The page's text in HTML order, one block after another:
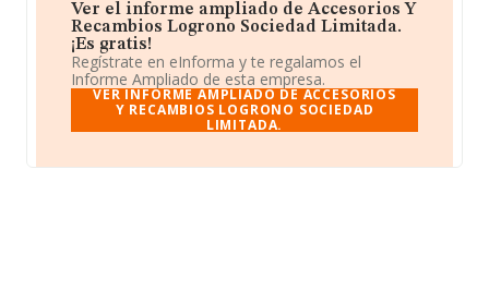
Ver el informe ampliado de Accesorios Y
Recambios Logrono Sociedad Limitada.
¡Es gratis!
Regístrate en eInforma y te regalamos el
Informe Ampliado de esta empresa.
VER INFORME AMPLIADO DE ACCESORIOS
Y RECAMBIOS LOGRONO SOCIEDAD
LIMITADA.